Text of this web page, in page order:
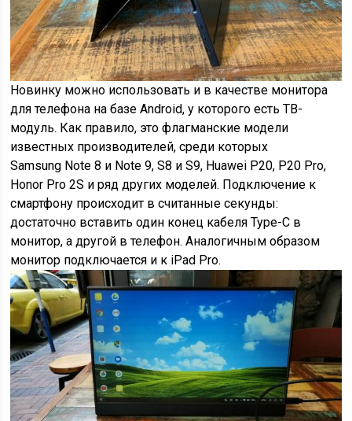
Новинку можно использовать и в качестве монитора
для телефона на базе Android, у которого есть ТВ-
модуль. Как правило, это флагманские модели
известных производителей, среди которых
Samsung Note 8 и Note 9, S8 и S9, Huawei P20, P20 Pro,
Honor Pro 2S и ряд других моделей. Подключение к
смартфону происходит в считанные секунды:
достаточно вставить один конец кабеля Type-C в
монитор, а другой в телефон. Аналогичным образом
монитор подключается и к iPad Pro.